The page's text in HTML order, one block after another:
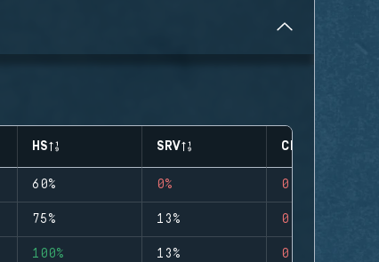
HS SRV CLUTCHES
60% 0% 0
75% 13% 0
100% 13% 0